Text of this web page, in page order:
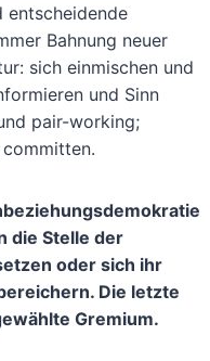
entscheidende
Bahnung neuer
sich einmischen und
und Sinn
pair-working;
die Stelle der
oder sich ihr
Die letzte
Gremium.